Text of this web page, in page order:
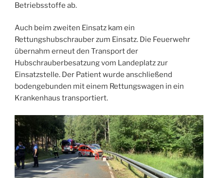
Betriebsstoffe ab.
Auch beim zweiten Einsatz kam ein
Rettungshubschrauber zum Einsatz. Die Feuerwehr
übernahm erneut den Transport der
Hubschrauberbesatzung vom Landeplatz zur
Einsatzstelle. Der Patient wurde anschließend
bodengebunden mit einem Rettungswagen in ein
Krankenhaus transportiert.